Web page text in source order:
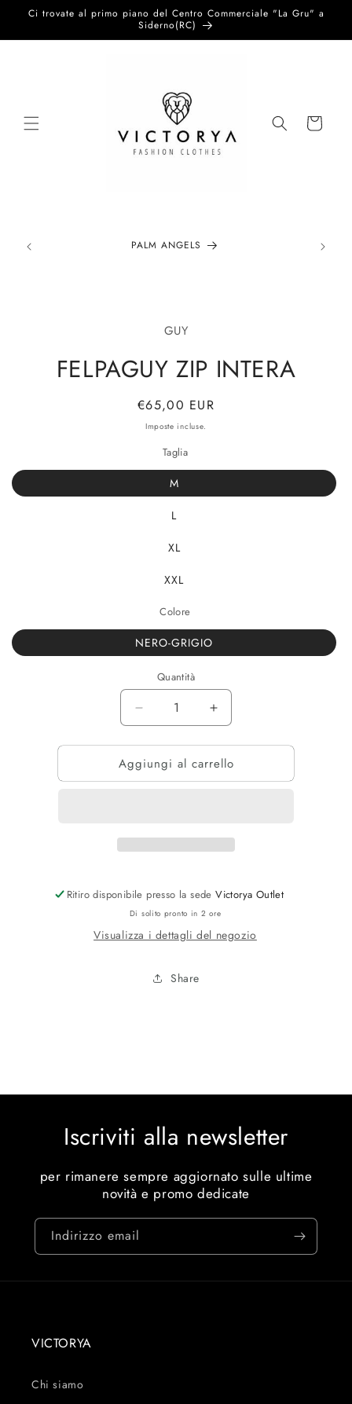
direttamente
Ci trovate al primo piano del Centro Commerciale "La Gru" a
Siderno(RC)
Carrello
PALM ANGELS
GUY
FELPAGUY ZIP INTERA
Prezzo
di
€65,00 EUR
Imposte incluse.
Taglia
M
L
XL
XXL
Colore
NERO-GRIGIO
Quantità
Diminuisci
quantità
per
FELPAGUY
ZIP
Aumenta
quantità
per
FELPAGUY
ZIP
Aggiungi al carrello
Ritiro disponibile presso la sedeVictorya Outlet
Di solito pronto in 2 ore
Visualizza i dettagli del negozio
Share
Iscriviti alla newsletter
per rimanere sempre aggiornato sulle ultime
novità e promo dedicate
Indirizzo email
VICTORYA
Chi siamo